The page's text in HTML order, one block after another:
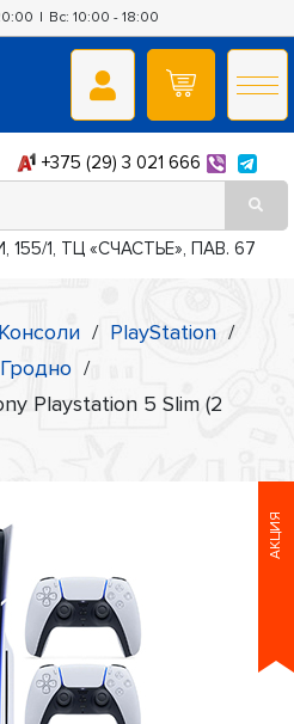
| Вс: 10:00 - 18:00
+375 (29) 3 021 666
1, ТЦ «СЧАСТЬЕ», ПАВ. 67
Консоли / PlayStation /
/
Playstation 5 Slim (2
АКЦИЯ